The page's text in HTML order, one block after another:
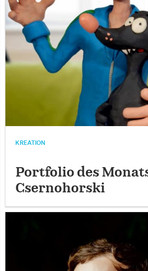
KREATION
Portfolio des
Csernohorski